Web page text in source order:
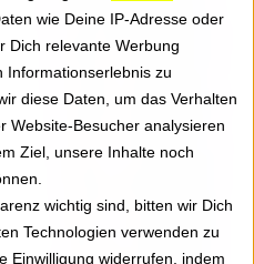
wie Deine IP-Adresse oder
Dich relevante Werbung
Informationserlebnis zu
diese Daten, um das Verhalten
Website-Besucher analysieren
Ziel, unsere Inhalte noch
wichtig sind, bitten wir Dich
Technologien verwenden zu
Einwilligung widerrufen, indem